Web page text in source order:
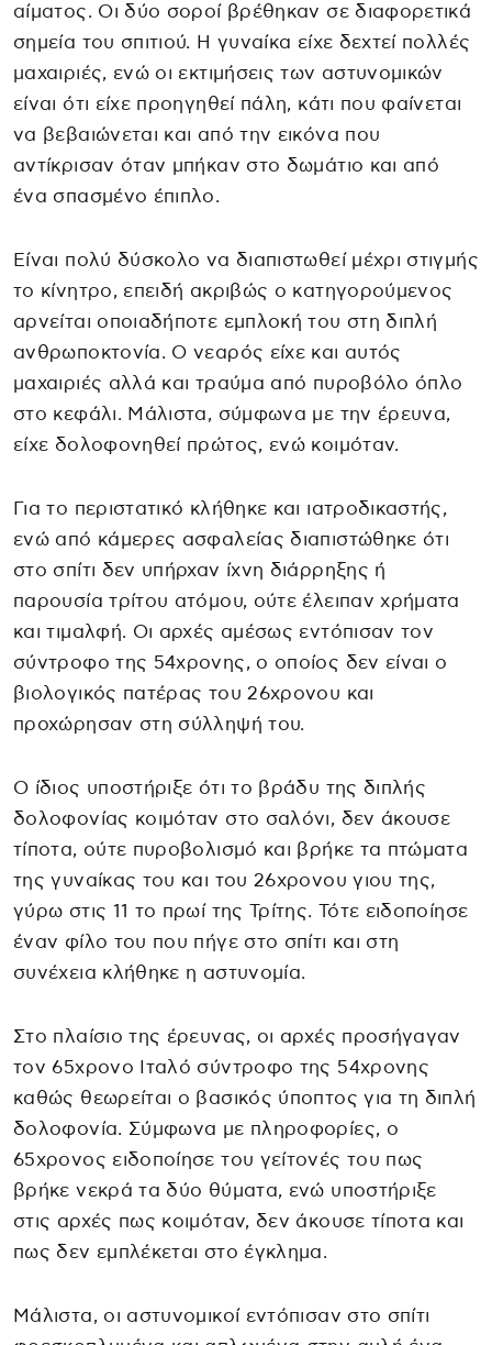
αίματος. Οι δύο σοροί βρέθηκαν σε διαφορετικά
σημεία του σπιτιού. Η γυναίκα είχε δεχτεί πολλές
μαχαιριές, ενώ οι εκτιμήσεις των αστυνομικών
είναι ότι είχε προηγηθεί πάλη, κάτι που φαίνεται
να βεβαιώνεται και από την εικόνα που
αντίκρισαν όταν μπήκαν στο δωμάτιο και από
ένα σπασμένο έπιπλο.
Είναι πολύ δύσκολο να διαπιστωθεί μέχρι στιγμής
το κίνητρο, επειδή ακριβώς ο κατηγορούμενος
αρνείται οποιαδήποτε εμπλοκή του στη διπλή
ανθρωποκτονία. Ο νεαρός είχε και αυτός
μαχαιριές αλλά και τραύμα από πυροβόλο όπλο
στο κεφάλι. Μάλιστα, σύμφωνα με την έρευνα,
είχε δολοφονηθεί πρώτος, ενώ κοιμόταν.
Για το περιστατικό κλήθηκε και ιατροδικαστής,
ενώ από κάμερες ασφαλείας διαπιστώθηκε ότι
στο σπίτι δεν υπήρχαν ίχνη διάρρηξης ή
παρουσία τρίτου ατόμου, ούτε έλειπαν χρήματα
και τιμαλφή. Οι αρχές αμέσως εντόπισαν τον
σύντροφο της 54χρονης, ο οποίος δεν είναι ο
βιολογικός πατέρας του 26χρονου και
προχώρησαν στη σύλληψή του.
Ο ίδιος υποστήριξε ότι το βράδυ της διπλής
δολοφονίας κοιμόταν στο σαλόνι, δεν άκουσε
τίποτα, ούτε πυροβολισμό και βρήκε τα πτώματα
της γυναίκας του και του 26χρονου γιου της,
γύρω στις 11 το πρωί της Τρίτης. Τότε ειδοποίησε
έναν φίλο του που πήγε στο σπίτι και στη
συνέχεια κλήθηκε η αστυνομία.
Στο πλαίσιο της έρευνας, οι αρχές προσήγαγαν
τον 65χρονο Ιταλό σύντροφο της 54χρονης
καθώς θεωρείται ο βασικός ύποπτος για τη διπλή
δολοφονία. Σύμφωνα με πληροφορίες, ο
65χρονος ειδοποίησε του γείτονές του πως
βρήκε νεκρά τα δύο θύματα, ενώ υποστήριξε
στις αρχές πως κοιμόταν, δεν άκουσε τίποτα και
πως δεν εμπλέκεται στο έγκλημα.
Μάλιστα, οι αστυνομικοί εντόπισαν στο σπίτι